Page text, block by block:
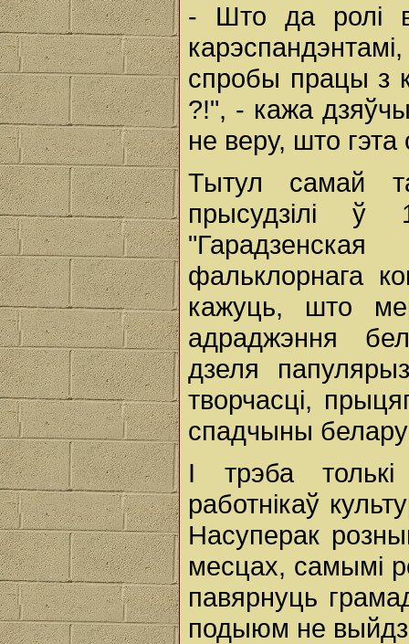
- Што да ролі
спробы працы з
?!", - кажа
не веру, што
Тытул самай
прысудзілі
фальклорнага
кажуць, што
адраджэння
дзеля
творчасці,
спадчыны
І трэба толькі
работнікаў
Насуперак
месцах, самымі
павярнуць
подыюм не